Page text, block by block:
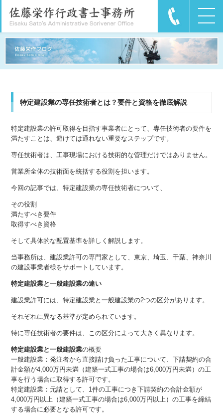
特定建設業の専任技術者とは？要件と資格を徹底解説
特定建設業の許可取得を目指す事業者にとって、専任技術者の要件を
満たすことは、避けては通れない重要なステップです。
専任技術者は、工事現場における技術的な管理だけではありません。
営業所全体の技術面を統括する役割を担います。
今回の記事では、特定建設業の専任技術者について、
その役割
満たすべき要件
取得すべき資格
そして具体的な配置基準を詳しく解説します。
当事務所は、建設業許可の専門家として、東京、埼玉、千葉、神奈川
の建設事業者様をサポートしています。
特定建設業と一般建設業の違い
建設業許可には、特定建設業と一般建設業の2つの区分があります。
それぞれに異なる基準が定められています。
特に専任技術者の要件は、この区分によって大きく異なります。
特定建設業と一般建設業の概要
一般建設業：発注者から直接請け負った工事について、下請契約の合
計金額が4,000万円未満（建築一式工事の場合は6,000万円未満）の工
事を行う場合に取得する許可です。
特定建設業：元請として、1件の工事につき下請契約の合計金額が
4,000万円以上（建築一式工事の場合は6,000万円以上）の工事を締結
する場合に必要となる許可です。